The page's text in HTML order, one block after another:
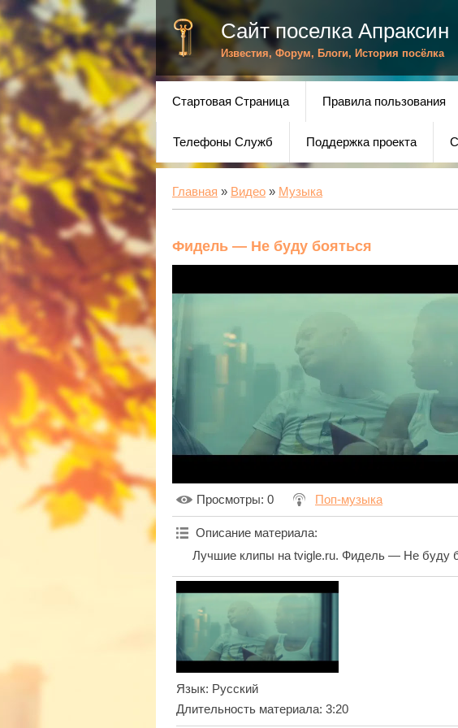
Сайт поселка Апраксин
Известия, Форум, Блоги, История посёлка
Стартовая Страница Правила пользования
Телефоны Служб Поддержка проекта
Главная » Видео » Музыка
Фидель — Не буду бояться
Просмотры: 0 Поп-музыка
Описание материала:
Лучшие клипы на tvigle.ru. Фидель — Не буду
Язык: Русский
Длительность материала: 3:20